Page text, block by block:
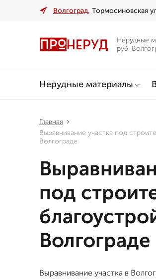
Волгоград, Тормосиновская
Нерудные
руб.
Нерудные материалы
Главная
Выравнивание участка под
Волгограде
под
Волгограде
Выравнивание участка в